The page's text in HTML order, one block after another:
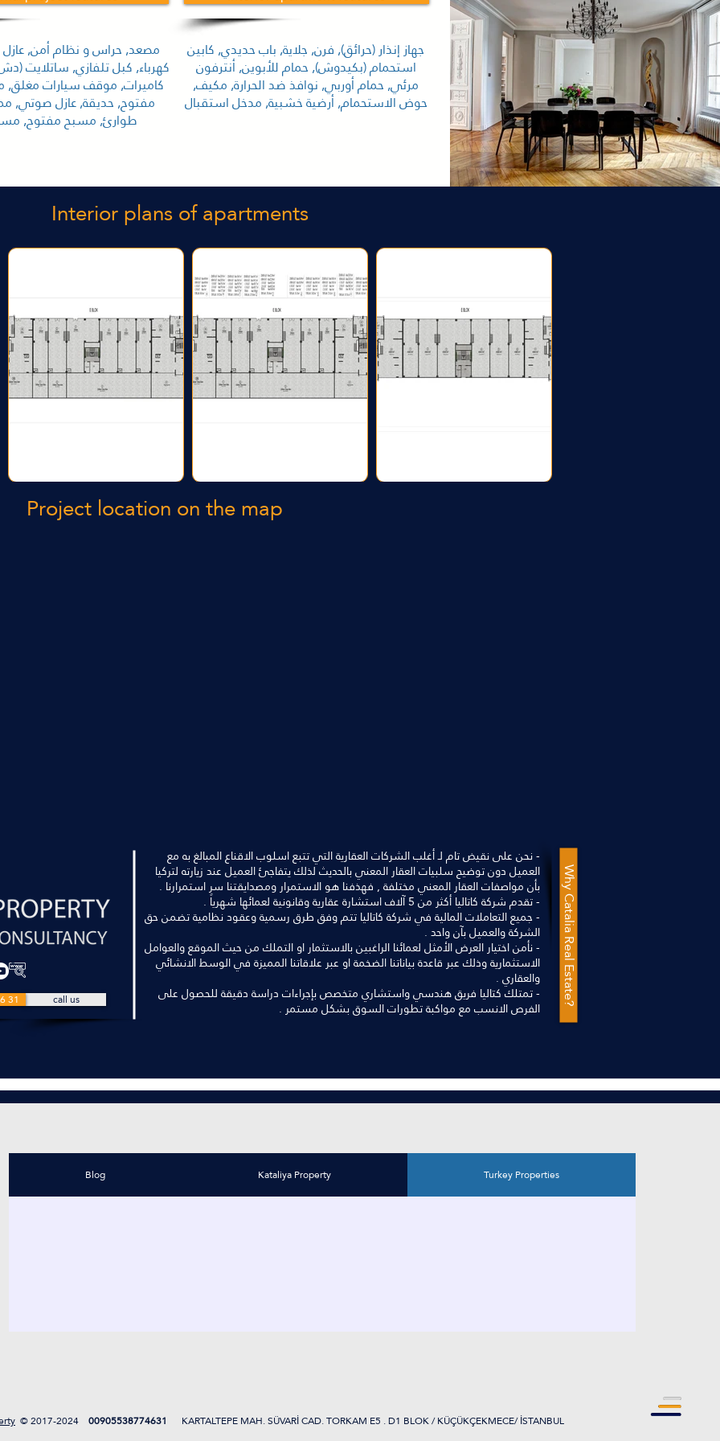
مصعد, حراس و نظام أمن, عازل
كهرباء, كبل تلفازي, ساتلايت
كاميرات, موقف سيارات
مفتوح, حديقة, عازل صوتي,
طوارئ, مسبح مفتوح,
جهاز إنذار (حرائق), فرن, جلاية, باب حديدي, كابين
استحمام (بكيدوش), حمام للأبوين, أنترفون
مرئي, حمام أوربي, نوافذ ضد الحرارة, مكيف,
حوض الاستحمام, أرضية خشبية, مدخل استقبال
Interior plans of apartments
Project location on the map
call us
31 Why Catalia Real Estate?
- نحن على نقيض تام لـ أغلب الشركات العقارية التي تتبع اسلوب الاقناع المبالغ به مع
العميل دون توضيح سلبيات العقار المعني بالحديث لذلك يتفاجئ العميل عند زيارته لتركيا
بأن مواصفات العقار المعني مختلفة , فهذفنا هو الاستمرار ومصدايقتنا سر استمرارنا .
- تقدم شركة كاتاليا أكثر من 5 آلاف استشارة عقارية وقانونية لعمائها شهرياً .
- جميع التعاملات المالية في شركة كاتاليا تتم وفق طرق رسمية وعقود نظامية تضمن حق
الشركة والعميل بآن واحد .
- نأمن اختيار العرض الأمثل لعمائنا الراغبين بالاستثمار او التملك من حيث الموقع والعوامل
الاستثمارية وذلك عبر قاعدة بياناتنا الضخمة او عبر علاقاتنا المميزة في الوسط الانشائي
والعقاري .
- تمتلك كتاليا فريق هندسي واستشاري متخصص بإجراءات دراسة دقيقة للحصول على
الفرص الانسب مع مواكبة تطورات السوق بشكل مستمر .
Turkey Properties
Kataliya Property
Blog
00905538774631 KARTALTEPE MAH. SÜVARİ CAD. TORKAM E5 . D1 BLOK / KÜÇÜKÇEKMECE/ İSTANBUL